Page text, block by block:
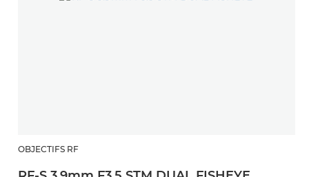
OBJECTIFS RF